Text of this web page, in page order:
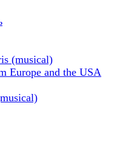
(musical)
Europe and the USA